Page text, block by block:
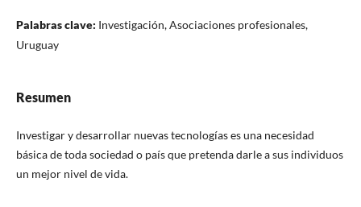
Palabras clave: Investigación, Asociaciones profesionales,
Uruguay
Resumen
Investigar y desarrollar nuevas tecnologías es una necesidad
básica de toda sociedad o país que pretenda darle a sus individuos
un mejor nivel de vida.